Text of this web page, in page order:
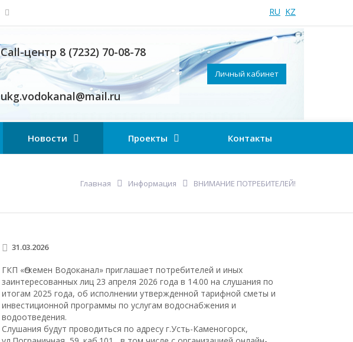
RU KZ
Call-центр 8 (7232) 70-08-78
ukg.vodokanal@mail.ru
Личный кабинет
Новости Проекты Контакты
Главная Информация ВНИМАНИЕ ПОТРЕБИТЕЛЕЙ!
31.03.2026
ГКП «Өскемен Водоканал» приглашает потребителей и иных
заинтересованных лиц 23 апреля 2026 года в 14.00 на слушания по
итогам 2025 года, об исполнении утвержденной тарифной сметы и
инвестиционной программы по услугам водоснабжения и
водоотведения.
Слушания будут проводиться по адресу г.Усть-Каменогорск,